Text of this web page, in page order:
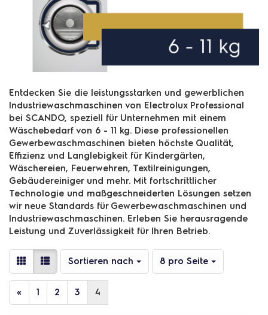
Entdecken Sie die leistungsstarken und gewerblichen
Industriewaschmaschinen von Electrolux Professional
bei SCANDO, speziell für Unternehmen mit einem
Wäschebedarf von 6 - 11 kg. Diese professionellen
Gewerbewaschmaschinen bieten höchste Qualität,
Effizienz und Langlebigkeit für Kindergärten,
Wäschereien, Feuerwehren, Textilreinigungen,
Gebäudereiniger und mehr. Mit fortschrittlicher
Technologie und maßgeschneiderten Lösungen setzen
wir neue Standards für Gewerbewaschmaschinen und
Industriewaschmaschinen. Erleben Sie herausragende
Leistung und Zuverlässigkeit für Ihren Betrieb.
Sortieren nach
Sortieren nach 8 pro Seite
pro Seite
« 1 2 3 4